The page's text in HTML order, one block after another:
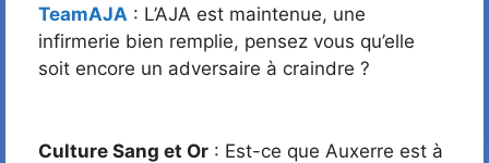
TeamAJA : L’AJA est maintenue, une
infirmerie bien remplie, pensez vous qu’elle
soit encore un adversaire à craindre ?
Culture Sang et Or : Est-ce que Auxerre est à